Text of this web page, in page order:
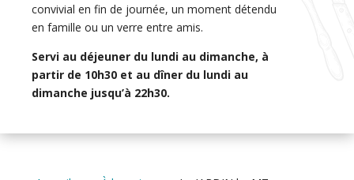
convivial en fin de journée, un moment détendu
en famille ou un verre entre amis.
Servi au déjeuner du lundi au dimanche, à
partir de 10h30 et au dîner du lundi au
dimanche jusqu’à 22h30.